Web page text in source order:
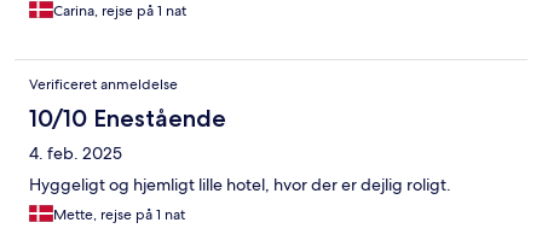
Carina, rejse på 1 nat
Verificeret anmeldelse
10/10 Enestående
4. feb. 2025
Hyggeligt og hjemligt lille hotel, hvor der er dejlig roligt.
Mette, rejse på 1 nat